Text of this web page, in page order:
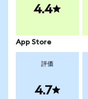
4.4
App Store
評価
4.7